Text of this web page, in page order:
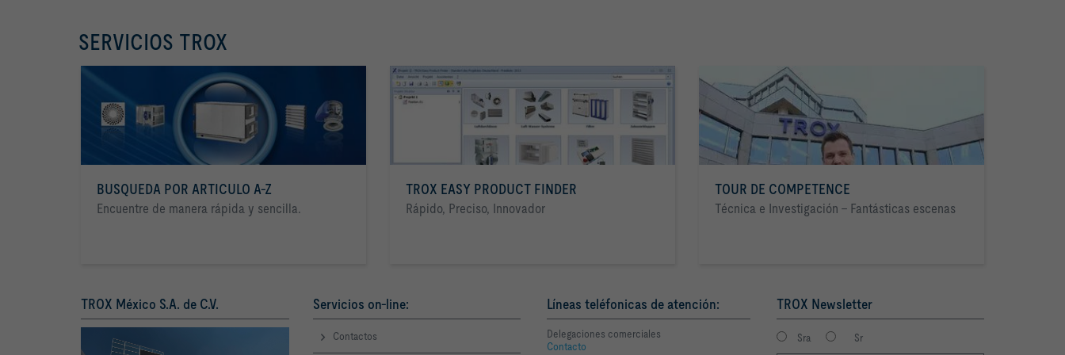
SERVICIOS TROX
BUSQUEDA POR ARTICULO A-Z
Encuentre de manera rápida y sencilla.
TROX EASY PRODUCT FINDER
Rápido, Preciso, Innovador
TOUR DE COMPETENCE
Técnica e Investigación - Fantásticas escenas
TROX México S.A. de C.V. Servicios on-line:
Contactos
Líneas teléfonicas de atención:
Delegaciones comerciales
Contacto
TROX Newsletter
Sra Sr